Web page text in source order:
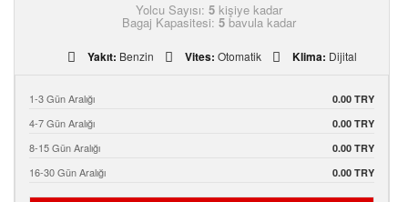
Yolcu Sayısı: 5kişiye kadar
Bagaj Kapasitesi: 5bavula kadar
Yakıt: Benzin Vites: Otomatik Klima: Dijital
1-3 Gün Aralığı 0.00 TRY
4-7 Gün Aralığı 0.00 TRY
8-15 Gün Aralığı 0.00 TRY
16-30 Gün Aralığı 0.00 TRY